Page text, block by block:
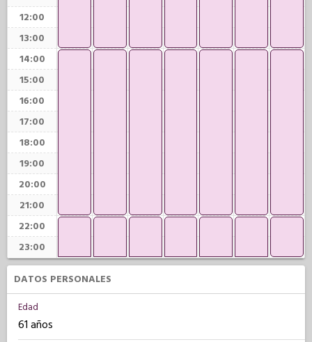
12:00
13:00
14:00
15:00
16:00
17:00
18:00
19:00
20:00
21:00
22:00
23:00
DATOS PERSONALES
Edad
61 años